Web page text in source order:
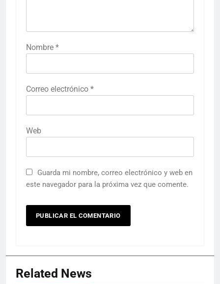
Nombre *
Correo electrónico *
Web
Guarda mi nombre, correo electrónico y web en
este navegador para la próxima vez que comente.
Related News